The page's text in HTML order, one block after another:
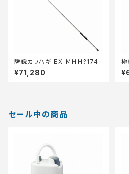
瞬鋭カワハギ ＥＸ ＭＨＨ?174
¥71,280
極
Ｏ
セール中の商品